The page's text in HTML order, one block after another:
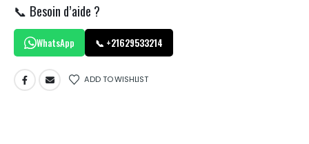
📞 Besoin d’aide ?
WhatsApp 📞 +21629533214
ADD TO WISHLIST